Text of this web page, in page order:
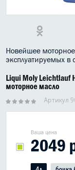
АНТИФРИЗЫ
ПРИСАДКИ АВТОХИМИЯ
АВТО КОСМЕТИКА
ВСЕ БРЕНДЫ
Новейшее
эксплуатируемых в
Liqui Moly Leichtlauf
моторное масло
Артикул
Ваша цена
2049